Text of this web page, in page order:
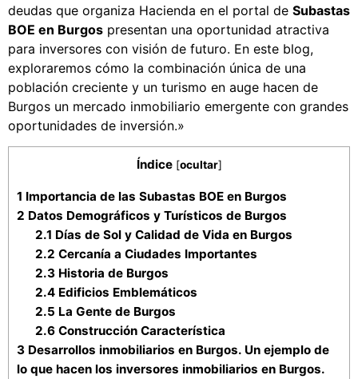
deudas que organiza Hacienda en el portal de Subastas
BOE en Burgos presentan una oportunidad atractiva
para inversores con visión de futuro. En este blog,
exploraremos cómo la combinación única de una
población creciente y un turismo en auge hacen de
Burgos un mercado inmobiliario emergente con grandes
oportunidades de inversión.»
Índice [ocultar]
1 Importancia de las Subastas BOE en Burgos
2 Datos Demográficos y Turísticos de Burgos
2.1 Días de Sol y Calidad de Vida en Burgos
2.2 Cercanía a Ciudades Importantes
2.3Historia de Burgos
2.4Edificios Emblemáticos
2.5 La Gente de Burgos
2.6Construcción Característica
3 Desarrollos inmobiliarios en Burgos. Un ejemplo de
lo que hacen los inversores inmobiliarios en Burgos.